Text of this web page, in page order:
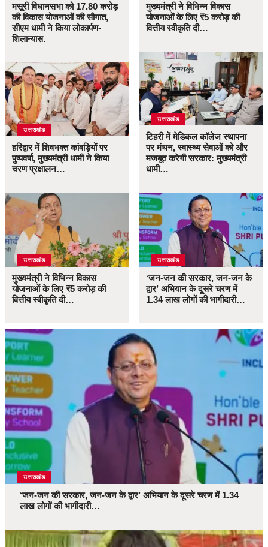
मसूरी विधानसभा को 17.80 करोड़
की विकास योजनाओं की सौगात,
सीएम धामी ने किया लोकार्पण-
शिलान्यास.
उत्तराखंड
हरिद्वार में शिवभक्त कांवड़ियों पर
पुष्पवर्षा, मुख्यमंत्री धामी ने किया
चरण प्रक्षालन…
उत्तराखंड
मुख्यमंत्री ने विभिन्न विकास
योजनाओं के लिए ₹5 करोड़ की
वित्तीय स्वीकृति दी…
मुख्यमंत्री ने विभिन्न विकास
योजनाओं के लिए ₹5 करोड़ की
वित्तीय स्वीकृति दी…
उत्तराखंड
टिहरी में मेडिकल कॉलेज स्थापना
पर मंथन, स्वास्थ्य सेवाओं को और
मजबूत करेगी सरकार: मुख्यमंत्री
धामी…
उत्तराखंड
‘जन-जन की सरकार, जन-जन के
द्वार’ अभियान के दूसरे चरण में
1.34 लाख लोगों की भागीदारी…
उत्तराखंड
‘जन-जन की सरकार, जन-जन के द्वार’ अभियान के दूसरे चरण में 1.34
लाख लोगों की भागीदारी…